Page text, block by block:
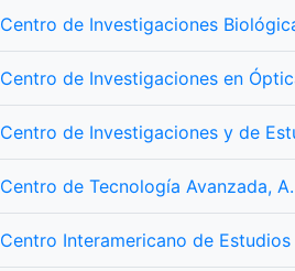
Centro de Investigaciones
Centro de Investigaciones en
Centro de Investigaciones y de
Centro de Tecnología Avanzada,
Centro Interamericano de